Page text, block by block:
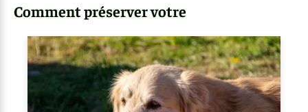
Comment préserver votre